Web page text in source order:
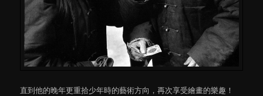
直到他的晚年更重拾少年時的藝術方向，再次享受繪畫的樂趣！